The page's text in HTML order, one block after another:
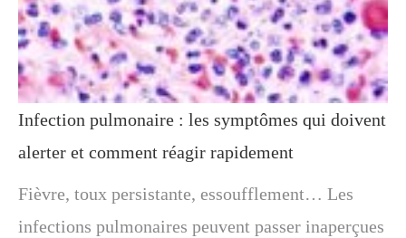
Infection pulmonaire : les symptômes qui doivent
alerter et comment réagir rapidement
Fièvre, toux persistante, essoufflement… Les
infections pulmonaires peuvent passer inaperçues